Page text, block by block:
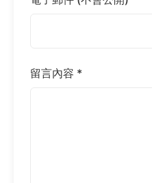
留言內容 *